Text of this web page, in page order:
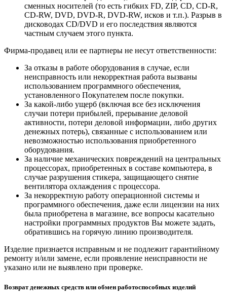
сменных носителей (то есть гибких FD, ZIP, CD, CD-R,
CD-RW, DVD, DVD-R, DVD-RW, исков и т.п.). Разрыв в
дисководах CD/DVD и его последствия являются
частным случаем этого пункта.
Фирма-продавец или ее партнеры не несут ответственности:
За отказы в работе оборудования в случае, если
неисправность или некорректная работа вызваны
использованием программного обеспечения,
установленного Покупателем после покупки.
За какой-либо ущерб (включая все без исключения
случаи потери прибылей, прерывание деловой
активности, потери деловой информации, либо других
денежных потерь), связанные с использованием или
невозможностью использования приобретенного
оборудования.
За наличие механических повреждений на центральных
процессорах, приобретенных в составе компьютера, в
случае разрушения стикера, защищающего снятие
вентилятора охлаждения с процессора.
За некорректную работу операционной системы и
программного обеспечения, даже если лицензии на них
была приобретена в магазине, все вопросы касательно
настройки программных продуктов Вы можете задать,
обратившись на горячую линию производителя.
Изделие признается исправным и не подлежит гарантийному
ремонту и/или замене, если проявление неисправности не
указано или не выявлено при проверке.
Возврат денежных средств или обмен работоспособных изделий